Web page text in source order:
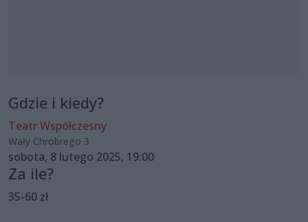
Gdzie i kiedy?
Teatr Współczesny
Wały Chrobrego 3
sobota, 8 lutego 2025, 19:00
Za ile?
35-60 zł